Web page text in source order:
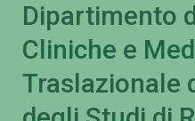
Dipartimento
Cliniche e
Traslazionale